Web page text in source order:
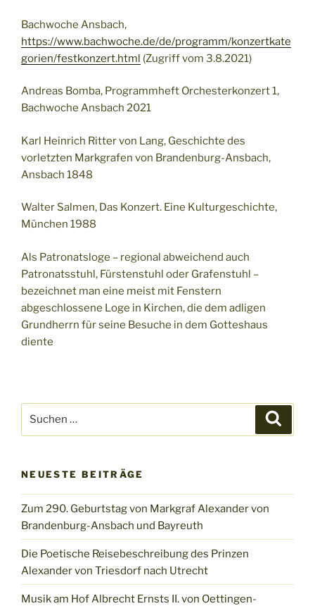
Bachwoche Ansbach,
https://www.bachwoche.de/de/programm/konzertkate
gorien/festkonzert.html (Zugriff vom 3.8.2021)
Andreas Bomba, Programmheft Orchesterkonzert 1,
Bachwoche Ansbach 2021
Karl Heinrich Ritter von Lang, Geschichte des
vorletzten Markgrafen von Brandenburg-Ansbach,
Ansbach 1848
Walter Salmen, Das Konzert. Eine Kulturgeschichte,
München 1988
Als Patronatsloge – regional abweichend auch
Patronatsstuhl, Fürstenstuhl oder Grafenstuhl –
bezeichnet man eine meist mit Fenstern
abgeschlossene Loge in Kirchen, die dem adligen
Grundherrn für seine Besuche in dem Gotteshaus
diente
nach:
NEUESTE BEITRÄGE
Zum 290. Geburtstag von Markgraf Alexander von
Brandenburg-Ansbach und Bayreuth
Die Poetische Reisebeschreibung des Prinzen
Alexander von Triesdorf nach Utrecht
Musik am Hof Albrecht Ernsts II. von Oettingen-